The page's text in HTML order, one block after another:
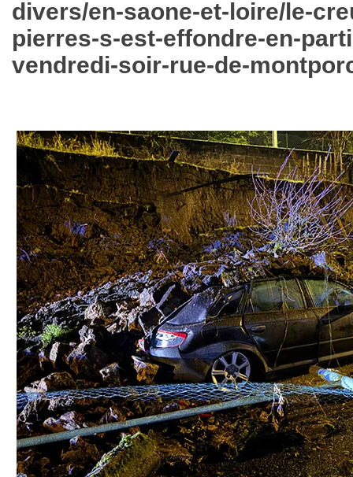
divers/en-saone-et-loire/le-
pierres-s-est-effondre-en-
vendredi-soir-rue-de-